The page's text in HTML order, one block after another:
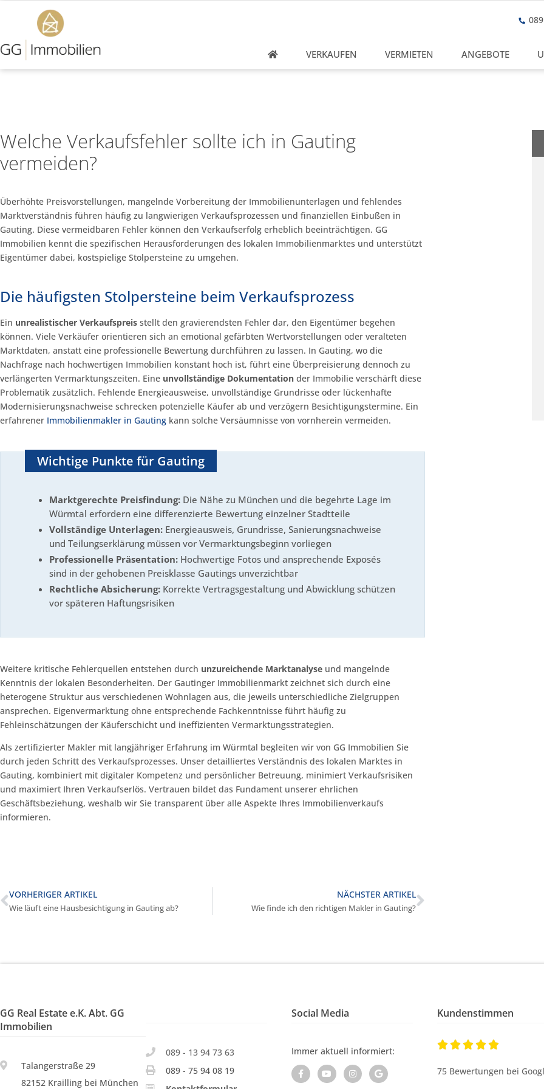
GG Real Estate e.K. Abt. GG
Immobilien
Talangerstraße 29
82152 Krailling bei München
089 - 13 94 73 63
089 - 75 94 08 19
Social Media
Immer aktuell informiert:
Kundenstimmen

75 Bewertungen bei
VERKAUFEN VERMIETEN ANGEBOTE
Welche Verkaufsfehler sollte ich in Gauting
vermeiden?
Überhöhte Preisvorstellungen, mangelnde Vorbereitung der Immobilienunterlagen und fehlendes
Marktverständnis führen häufig zu langwierigen Verkaufsprozessen und finanziellen Einbußen in
Gauting. Diese vermeidbaren Fehler können den Verkaufserfolg erheblich beeinträchtigen. GG
Immobilien kennt die spezifischen Herausforderungen des lokalen Immobilienmarktes und unterstützt
Eigentümer dabei, kostspielige Stolpersteine zu umgehen.
Die häufigsten Stolpersteine beim Verkaufsprozess
Ein unrealistischer Verkaufspreis stellt den gravierendsten Fehler dar, den Eigentümer begehen
können. Viele Verkäufer orientieren sich an emotional gefärbten Wertvorstellungen oder veralteten
Marktdaten, anstatt eine professionelle Bewertung durchführen zu lassen. In Gauting, wo die
Nachfrage nach hochwertigen Immobilien konstant hoch ist, führt eine Überpreisierung dennoch zu
verlängerten Vermarktungszeiten. Eine unvollständige Dokumentation der Immobilie verschärft diese
Problematik zusätzlich. Fehlende Energieausweise, unvollständige Grundrisse oder lückenhafte
Modernisierungsnachweise schrecken potenzielle Käufer ab und verzögern Besichtigungstermine. Ein
erfahrener Immobilienmakler in Gauting kann solche Versäumnisse von vornherein vermeiden.
Wichtige Punkte für Gauting
Marktgerechte Preisfindung: Die Nähe zu München und die begehrte Lage im
Würmtal erfordern eine differenzierte Bewertung einzelner Stadtteile
Vollständige Unterlagen: Energieausweis, Grundrisse, Sanierungsnachweise
und Teilungserklärung müssen vor Vermarktungsbeginn vorliegen
Professionelle Präsentation: Hochwertige Fotos und ansprechende Exposés
sind in der gehobenen Preisklasse Gautings unverzichtbar
Rechtliche Absicherung: Korrekte Vertragsgestaltung und Abwicklung schützen
vor späteren Haftungsrisiken
Weitere kritische Fehlerquellen entstehen durch unzureichende Marktanalyse und mangelnde
Kenntnis der lokalen Besonderheiten. Der Gautinger Immobilienmarkt zeichnet sich durch eine
heterogene Struktur aus verschiedenen Wohnlagen aus, die jeweils unterschiedliche Zielgruppen
ansprechen. Eigenvermarktung ohne entsprechende Fachkenntnisse führt häufig zu
Fehleinschätzungen der Käuferschicht und ineffizienten Vermarktungsstrategien.
Als zertifizierter Makler mit langjähriger Erfahrung im Würmtal begleiten wir von GG Immobilien Sie
durch jeden Schritt des Verkaufsprozesses. Unser detailliertes Verständnis des lokalen Marktes in
Gauting, kombiniert mit digitaler Kompetenz und persönlicher Betreuung, minimiert Verkaufsrisiken
und maximiert Ihren Verkaufserlös. Vertrauen bildet das Fundament unserer ehrlichen
Geschäftsbeziehung, weshalb wir Sie transparent über alle Aspekte Ihres Immobilienverkaufs
informieren.
VORHERIGER ARTIKEL
Wie läuft eine Hausbesichtigung in Gauting ab?
NÄCHSTER ARTIKEL
Wie finde ich den richtigen Makler in Gauting?